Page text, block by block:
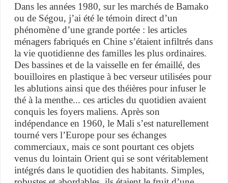
Dans les années 1980, sur les marchés de Bamako
ou de Ségou, j’ai été le témoin direct d’un
phénomène d’une grande portée : les articles
ménagers fabriqués en Chine s’étaient infiltrés dans
la vie quotidienne des familles les plus ordinaires.
Des bassines et de la vaisselle en fer émaillé, des
bouilloires en plastique à bec verseur utilisées pour
les ablutions ainsi que des théières pour infuser le
thé à la menthe... ces articles du quotidien avaient
conquis les foyers maliens. Après son
indépendance en 1960, le Mali s’est naturellement
tourné vers l’Europe pour ses échanges
commerciaux, mais ce sont pourtant ces objets
venus du lointain Orient qui se sont véritablement
intégrés dans le quotidien des habitants. Simples,